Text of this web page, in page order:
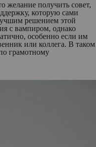
желание получить совет,
которую сами
решением этой
с вампиром, однако
особенно если им
или коллега. В таком
грамотному